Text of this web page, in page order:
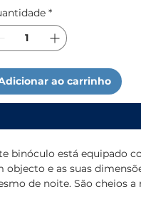
*
ao carrinho
binóculo está equipado
objecto e as suas
de noite. São cheios